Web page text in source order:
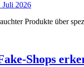
Juli 2026
Produkte über
Shops